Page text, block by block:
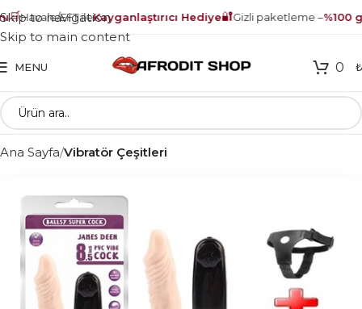
🛒Havale/EFT ileKayganlaştırıcı Hediye🔐Gizli paketleme –%100
Skip to navigation
Skip to main content
MENU 0 ₺
Ana Sayfa Vibratör Çeşitleri